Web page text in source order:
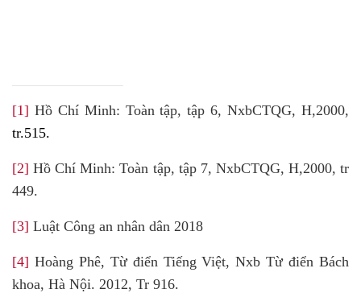
[1] Hồ Chí Minh: Toàn tập, tập 6, NxbCTQG, H,2000,
tr.515.
[2] Hồ Chí Minh: Toàn tập, tập 7, NxbCTQG, H,2000, tr
449.
[3] Luật Công an nhân dân 2018
[4] Hoàng Phê, Từ điển Tiếng Việt, Nxb Từ điển Bách
khoa, Hà Nội. 2012, Tr 916.